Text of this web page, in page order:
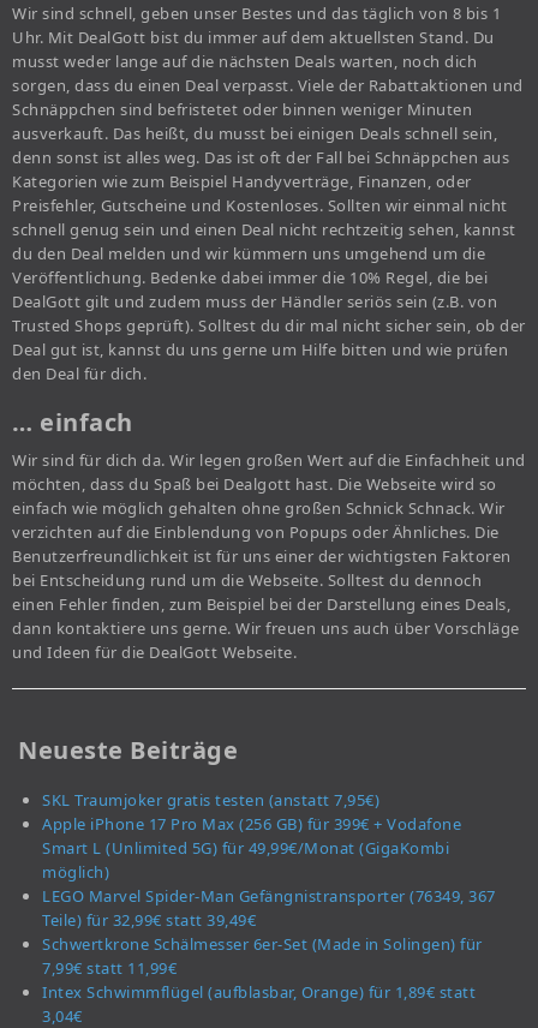
Wir sind schnell, geben unser Bestes und das täglich von 8 bis 1
Uhr. Mit DealGott bist du immer auf dem aktuellsten Stand. Du
musst weder lange auf die nächsten Deals warten, noch dich
sorgen, dass du einen Deal verpasst. Viele der Rabattaktionen und
Schnäppchen sind befristetet oder binnen weniger Minuten
ausverkauft. Das heißt, du musst bei einigen Deals schnell sein,
denn sonst ist alles weg. Das ist oft der Fall bei Schnäppchen aus
Kategorien wie zum Beispiel Handyverträge, Finanzen, oder
Preisfehler, Gutscheine und Kostenloses. Sollten wir einmal nicht
schnell genug sein und einen Deal nicht rechtzeitig sehen, kannst
du den Deal melden und wir kümmern uns umgehend um die
Veröffentlichung. Bedenke dabei immer die 10% Regel, die bei
DealGott gilt und zudem muss der Händler seriös sein (z.B. von
Trusted Shops geprüft). Solltest du dir mal nicht sicher sein, ob der
Deal gut ist, kannst du uns gerne um Hilfe bitten und wie prüfen
den Deal für dich.
… einfach
Wir sind für dich da. Wir legen großen Wert auf die Einfachheit und
möchten, dass du Spaß bei Dealgott hast. Die Webseite wird so
einfach wie möglich gehalten ohne großen Schnick Schnack. Wir
verzichten auf die Einblendung von Popups oder Ähnliches. Die
Benutzerfreundlichkeit ist für uns einer der wichtigsten Faktoren
bei Entscheidung rund um die Webseite. Solltest du dennoch
einen Fehler finden, zum Beispiel bei der Darstellung eines Deals,
dann kontaktiere uns gerne. Wir freuen uns auch über Vorschläge
und Ideen für die DealGott Webseite.
Neueste Beiträge
SKL Traumjoker gratis testen (anstatt 7,95€)
Apple iPhone 17 Pro Max (256 GB) für 399€ + Vodafone
Smart L (Unlimited 5G) für 49,99€/Monat (GigaKombi
möglich)
LEGO Marvel Spider-Man Gefängnistransporter (76349, 367
Teile) für 32,99€ statt 39,49€
Schwertkrone Schälmesser 6er-Set (Made in Solingen) für
7,99€ statt 11,99€
Intex Schwimmflügel (aufblasbar, Orange) für 1,89€ statt
3,04€